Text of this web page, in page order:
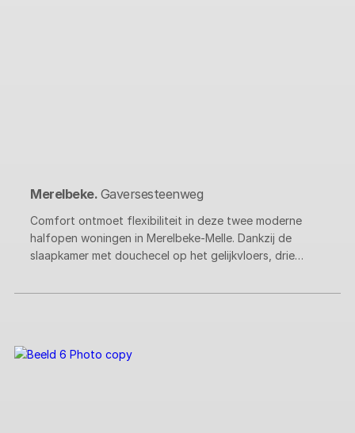
Merelbeke. Gaversesteenweg
Comfort ontmoet flexibiliteit in deze twee moderne
halfopen woningen in Merelbeke-Melle. Dankzij de
slaapkamer met douchecel op het gelijkvloers, drie
indeling op 167 m² zijn deze woningen klaar voor elke